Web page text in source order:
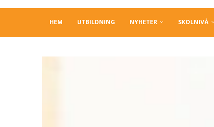
HEM UTBILDNING NYHETER SKOLNIVÅ